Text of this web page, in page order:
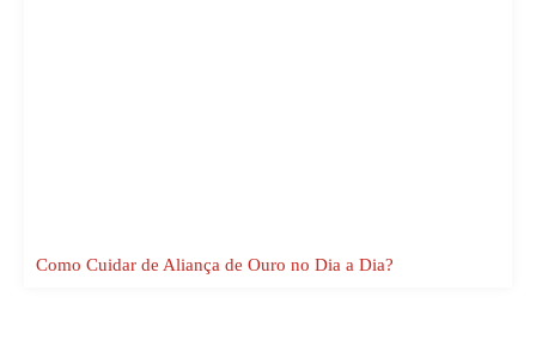
Como Cuidar de Aliança de Ouro no Dia a Dia?